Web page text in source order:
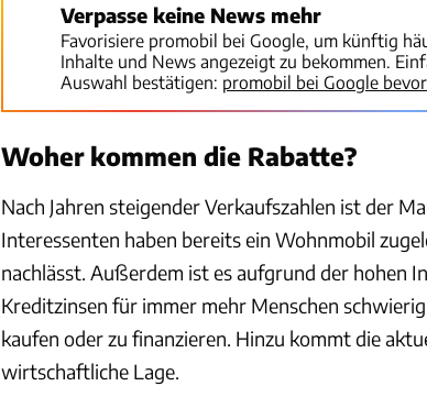
Verpasse keine News mehr
Favorisiere promobil bei Google, um künftig
Inhalte und News angezeigt zu bekommen.
Auswahl bestätigen: promobil bei Google
Woher kommen die Rabatte?
Nach Jahren steigender Verkaufszahlen ist der
Interessenten haben bereits ein Wohnmobil
nachlässt. Außerdem ist es aufgrund der hohen
Kreditzinsen für immer mehr Menschen
kaufen oder zu finanzieren. Hinzu kommt die
wirtschaftliche Lage.